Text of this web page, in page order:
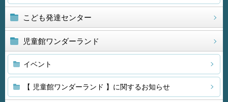
こども発達センター
児童館ワンダーランド
イベント
【 児童館ワンダーランド 】に関するお知らせ